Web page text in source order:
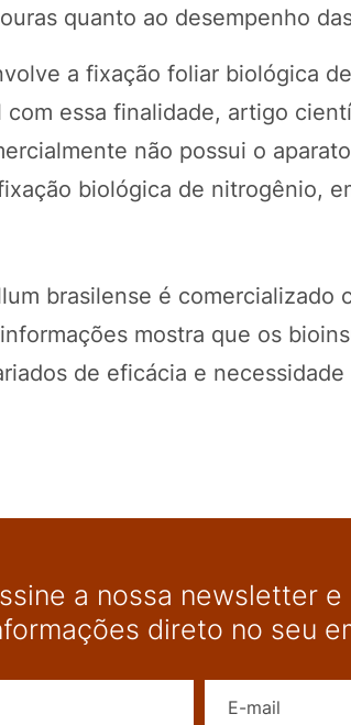
quanto ao desempenho
a fixação foliar biológica
essa finalidade, artigo
não possui o
biológica de nitrogênio,
brasilense é comercializado
mostra que os
de eficácia e
a nossa newsletter
direto no seu